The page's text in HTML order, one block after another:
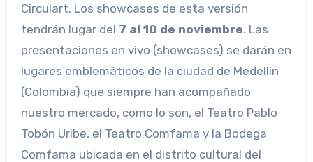
Circulart. Los showcases de esta versión
tendrán lugar del 7 al 10 de noviembre. Las
presentaciones en vivo (showcases) se darán en
lugares emblemáticos de la ciudad de Medellín
(Colombia) que siempre han acompañado
nuestro mercado, como lo son, el Teatro Pablo
Tobón Uribe, el Teatro Comfama y la Bodega
Comfama ubicada en el distrito cultural del